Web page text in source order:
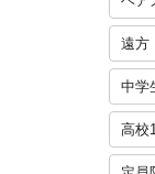
遠方
中学
高校